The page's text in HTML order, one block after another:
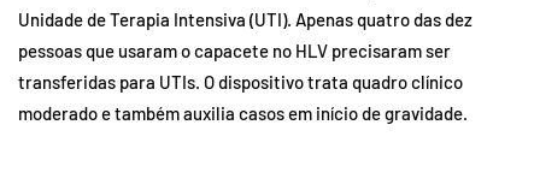
Unidade de Terapia Intensiva (UTI). Apenas quatro das dez
pessoas que usaram o capacete no HLV precisaram ser
transferidas para UTIs. O dispositivo trata quadro clínico
moderado e também auxilia casos em início de gravidade.